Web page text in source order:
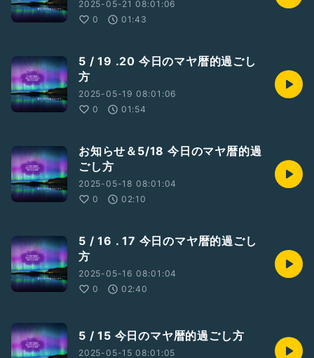
2025-05-21 08:01:06
0
01:43
5 / 19 .20 今日のマヤ暦的過ごし
方
2025-05-19 08:01:06
0
01:54
お知らせ＆5/18 今日のマヤ暦的過
ごし方
2025-05-18 08:01:04
0
02:10
5 / 16 . 17 今日のマヤ暦的過ごし
方
2025-05-16 08:01:04
0
02:40
5 / 15 今日のマヤ暦的過ごし方
2025-05-15 08:01:05